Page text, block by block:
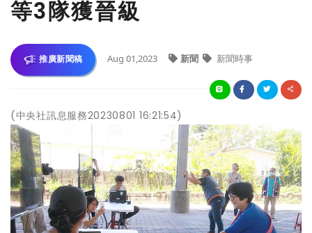
等3隊獲晉級
推廣新聞稿 Aug 01,2023 新聞 新聞時事
(中央社訊息服務20230801 16:21:54)